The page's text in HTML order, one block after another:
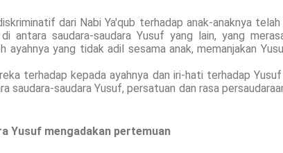
dari Nabi Ya'qub terhadap anak-anaknya
antara saudara-saudara Yusuf yang lain, yang
ayahnya yang tidak adil sesama anak, memanjakan
terhadap kepada ayahnya dan iri-hati terhadap
saudara-saudara Yusuf, persatuan dan rasa
Yusuf mengadakan pertemuan